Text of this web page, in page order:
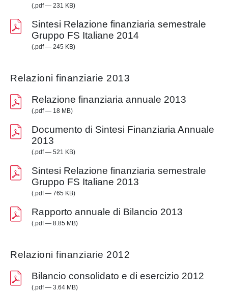
(.pdf — 231 KB)
Sintesi Relazione finanziaria semestrale
Gruppo FS Italiane 2014
(.pdf — 245 KB)
Relazioni finanziarie 2013
Relazione finanziaria annuale 2013
(.pdf — 18 MB)
Documento di Sintesi Finanziaria Annuale
2013
(.pdf — 521 KB)
Sintesi Relazione finanziaria semestrale
Gruppo FS Italiane 2013
(.pdf — 765 KB)
Rapporto annuale di Bilancio 2013
(.pdf — 8.85 MB)
Relazioni finanziarie 2012
Bilancio consolidato e di esercizio 2012
(.pdf — 3.64 MB)